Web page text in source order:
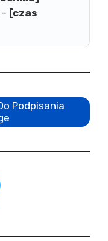
[czas
Podpisania